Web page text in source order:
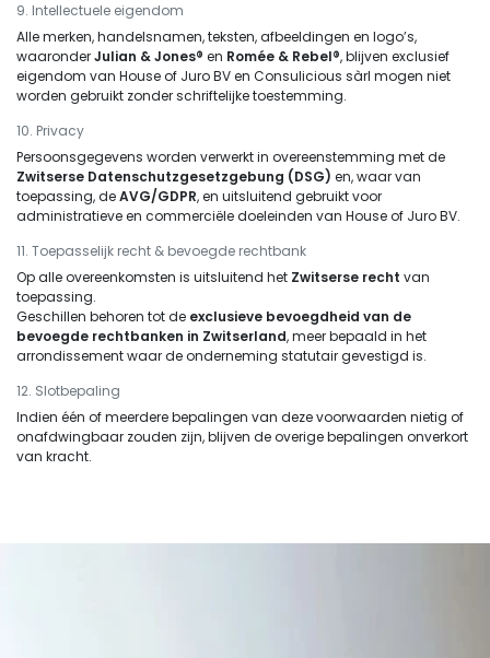
9. Intellectuele eigendom
Alle merken, handelsnamen, teksten, afbeeldingen en logo’s,
waaronderJulian & Jones® en Romée & Rebel®, blijven exclusief
eigendom van House of Juro BV en Consulicious sàrl mogen niet
worden gebruikt zonder schriftelijke toestemming.
10. Privacy
Persoonsgegevens worden verwerkt in overeenstemming met de
Zwitserse Datenschutzgesetzgebung (DSG) en, waar van
toepassing, deAVG/GDPR, en uitsluitend gebruikt voor
administratieve en commerciële doeleinden van House of Juro BV.
11. Toepasselijk recht & bevoegde rechtbank
Op alle overeenkomsten is uitsluitend het Zwitserse recht van
toepassing.
Geschillen behoren tot de exclusieve bevoegdheid van de
bevoegde rechtbanken in Zwitserland, meer bepaald in het
arrondissement waar de onderneming statutair gevestigd is.
12. Slotbepaling
Indien één of meerdere bepalingen van deze voorwaarden nietig of
onafdwingbaar zouden zijn, blijven de overige bepalingen onverkort
van kracht.